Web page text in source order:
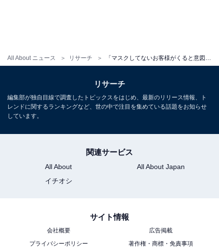
All About ニュース リサーチ
レジのせいにする方がいました。そう思っても謝って新
しいものと交換するしかありませんが、かごに入れると
きから気を付けてほしいです（30代・女性）」
リサーチ
編集部が独自目線で調査したトピックスをはじめ、最新のリリース情報、ト
レンドに関するランキングなど、世の中で注目を集めている話題をお知らせ
しています。
関連サービス
All About
All About Japan
イチオシ
サイト情報
会社概要
広告掲載
プライバシーポリシー
著作権・商標・免責事項